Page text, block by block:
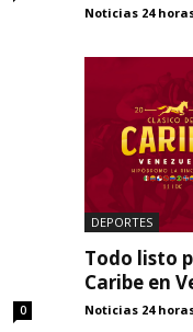
Noticias 24
0
DEPORTES
Todo listo
Caribe en
Noticias 24